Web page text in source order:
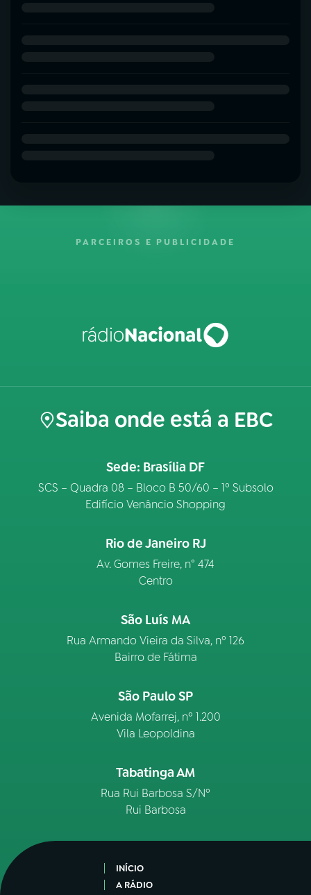
PARCEIROS E PUBLICIDADE
Saiba onde está a EBC
Sede: Brasília DF
SCS – Quadra 08 – Bloco B 50/60 – 1º Subsolo
Edifício Venâncio Shopping
Rio de Janeiro RJ
Av. Gomes Freire, n° 474
Centro
São Luís MA
Rua Armando Vieira da Silva, nº 126
Bairro de Fátima
São Paulo SP
Avenida Mofarrej, nº 1.200
Vila Leopoldina
Tabatinga AM
Rua Rui Barbosa S/Nº
Rui Barbosa
INÍCIO
A RÁDIO